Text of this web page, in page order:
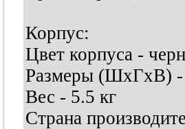
Корпус:
Цвет корпуса -
Размеры (ШхГхВ) -
Вес - 5.5 кг
Страна